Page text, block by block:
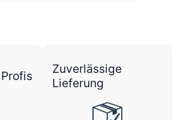
Zuverlässige
Lieferung